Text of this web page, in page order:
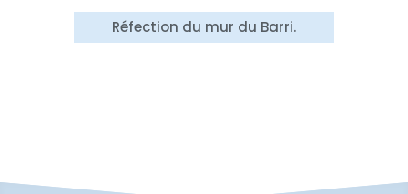
Réfection du mur du Barri.